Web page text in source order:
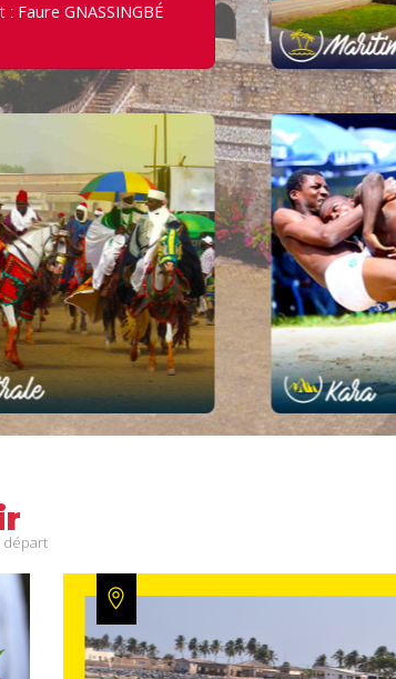
: Faure GNASSINGBÉ 32
Région Centrale
Superficie :
km2
Population :
hbts
Chef-lieu :
Sokodé
Nombre de ville :
4
Nombre de site :
13
8
16
départ